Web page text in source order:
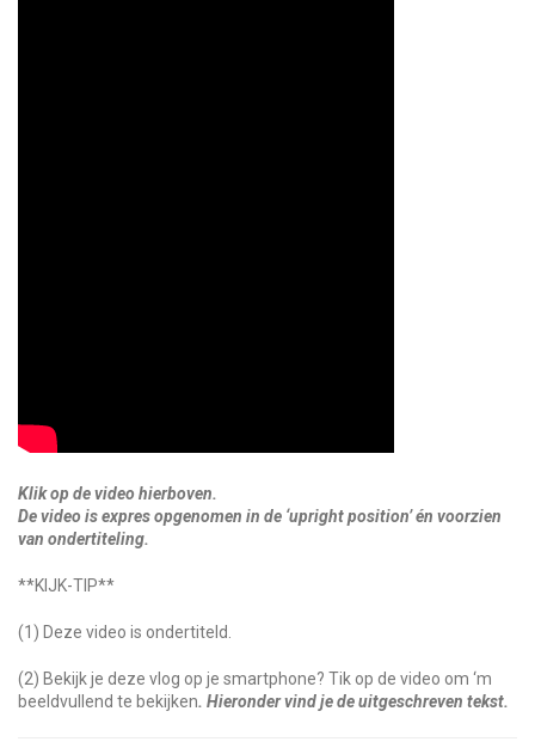
Klik op de video hierboven.
De video is expres opgenomen in de ‘upright position’ én voorzien
van ondertiteling.
**KIJK-TIP**
(1) Deze video is ondertiteld.
(2) Bekijk je deze vlog op je smartphone? Tik op de video om ‘m
beeldvullend te bekijken. Hieronder vind je de uitgeschreven tekst.